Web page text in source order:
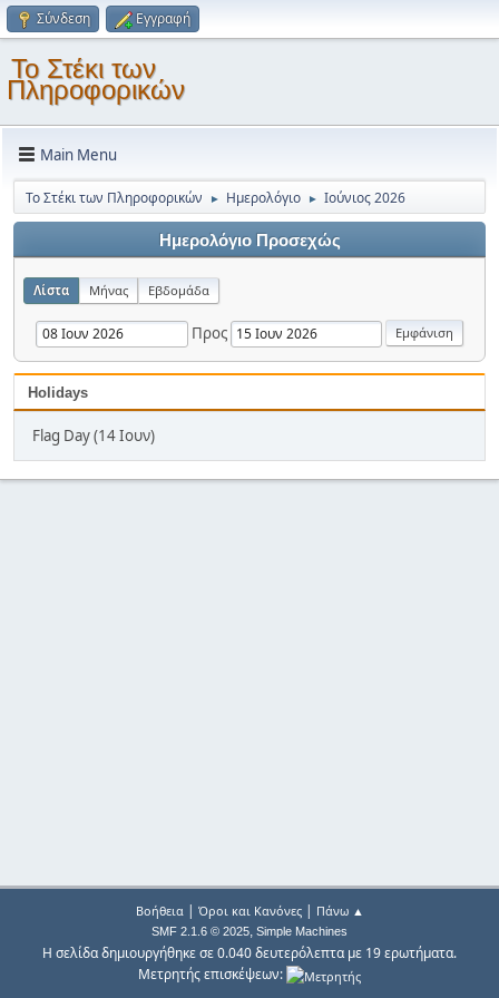
Σύνδεση Εγγραφή
Το Στέκι των
Πληροφορικών
Main Menu
Το Στέκι των Πληροφορικών ► Ημερολόγιο ► Ιούνιος 2026
Ημερολόγιο Προσεχώς
Λίστα Μήνας Εβδομάδα
Προς
Holidays
Flag Day (14 Ιουν)
Βοήθεια| Όροι και Κανόνες| Πάνω ▲
SMF 2.1.6 © 2025, Simple Machines
Η σελίδα δημιουργήθηκε σε 0.040 δευτερόλεπτα με 19 ερωτήματα.
Μετρητής επισκέψεων: